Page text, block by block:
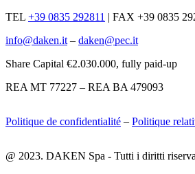
TEL +39 0835 292811 | FAX +39 0835
info@daken.it – daken@pec.it
Share Capital €2.030.000, fully paid-up
REA MT 77227 – REA BA 479093
Politique de confidentialité – Politique
@ 2023. DAKEN Spa - Tutti i diritti